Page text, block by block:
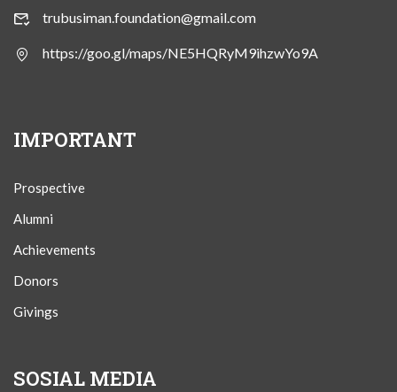
trubusiman.foundation@gmail.com
https://goo.gl/maps/NE5HQRyM9ihzwYo9A
IMPORTANT
Prospective
Alumni
Achievements
Donors
Givings
SOSIAL MEDIA